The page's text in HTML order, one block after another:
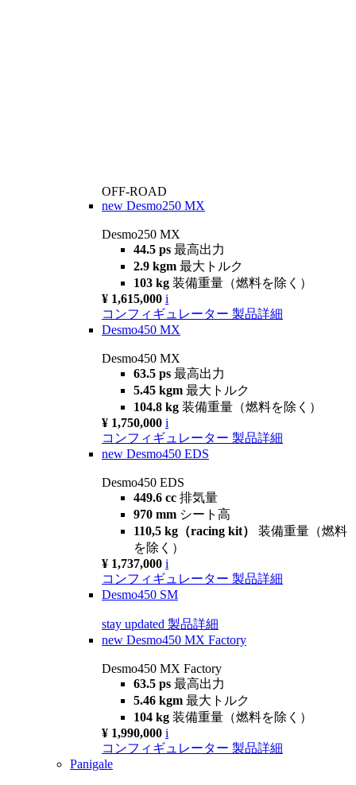
OFF-ROAD
new Desmo250 MX
Desmo250 MX
44.5 ps 最高出力
2.9 kgm 最大トルク
103 kg 装備重量（燃料を除く）
¥ 1,615,000 i
コンフィギュレーター 製品詳細
Desmo450 MX
Desmo450 MX
63.5 ps 最高出力
5.45 kgm 最大トルク
104.8 kg 装備重量（燃料を除く）
¥ 1,750,000 i
コンフィギュレーター 製品詳細
new Desmo450 EDS
Desmo450 EDS
449.6 cc 排気量
970 mm シート高
110,5 kg（racing kit） 装備重量（燃料
を除く）
¥ 1,737,000 i
コンフィギュレーター 製品詳細
Desmo450 SM
stay updated 製品詳細
new Desmo450 MX Factory
Desmo450 MX Factory
63.5 ps 最高出力
5.46 kgm 最大トルク
104 kg 装備重量（燃料を除く）
¥ 1,990,000 i
コンフィギュレーター 製品詳細
Panigale